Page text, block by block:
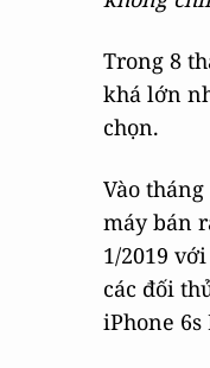
Trong 8
khá lớn
chọn.
Vào
máy bán
1/2019
các đối
iPhone 6s